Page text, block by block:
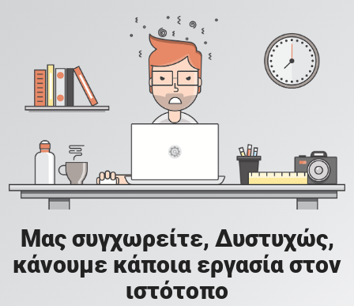
Μας συγχωρείτε, Δυστυχώς,
κάνουμε κάποια εργασία στον
ιστότοπο